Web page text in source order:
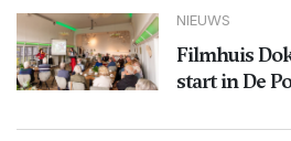
NIEUWS
Filmhuis
start in De